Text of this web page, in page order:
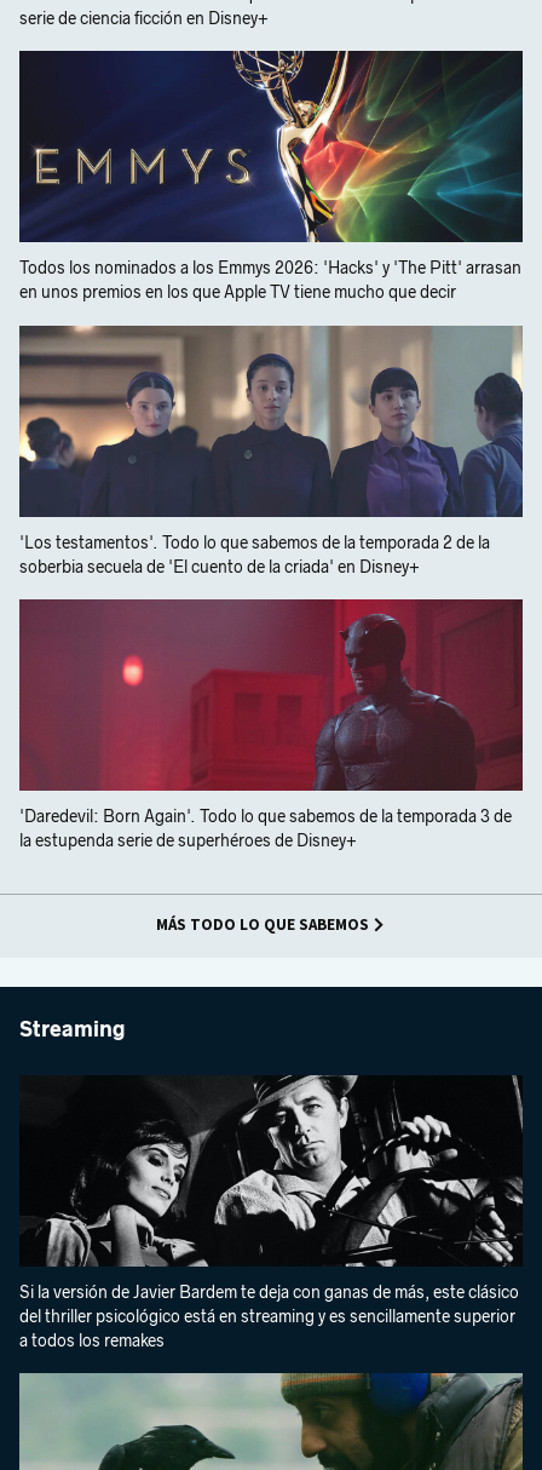
serie de ciencia ficción en Disney+
Todos los nominados a los Emmys 2026: 'Hacks' y 'The Pitt' arrasan
en unos premios en los que Apple TV tiene mucho que decir
'Los testamentos'. Todo lo que sabemos de la temporada 2 de la
soberbia secuela de 'El cuento de la criada' en Disney+
'Daredevil: Born Again'. Todo lo que sabemos de la temporada 3 de
la estupenda serie de superhéroes de Disney+
MÁS TODO LO QUE SABEMOS
Streaming
Si la versión de Javier Bardem te deja con ganas de más, este clásico
del thriller psicológico está en streaming y es sencillamente superior
a todos los remakes